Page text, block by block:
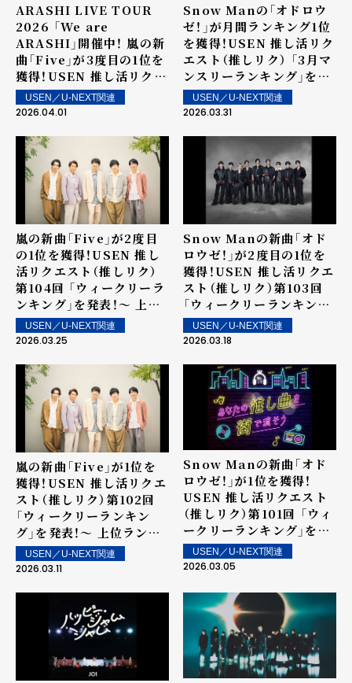
ARASHI LIVE TOUR
2026 「We are
ARASHI」開催中！ 嵐の新
曲「Five」が3度目の1位を
獲得！USEN 推し活リクエ
スト（推しリク）第105回
「ウィークリーランキン
イン楽曲は4月4日（土）よ
り街中・店内で配信
USEN／U-NEXT関連
2026.04.01
Snow Manの「オドロウ
ゼ！」が月間ランキング1位
を獲得！USEN 推し活リク
エスト（推しリク） 「3月マ
ンスリーランキング」を発
表！USEN／U-NEXT関連
2026.03.31
嵐の新曲「Five」が2度目
の1位を獲得！USEN 推し
活リクエスト（推しリク）
第104回 「ウィークリーラ
ンキング」を発表！～ 上位
ランクイン楽曲は3月28日
（土）より街中・店内で配信
USEN／U-NEXT関連
2026.03.25
Snow Manの新曲「オド
ロウゼ！」が2度目の1位を
獲得！USEN 推し活リクエ
スト（推しリク）第103回
「ウィークリーランキン
グ」を発表！～ 上位ランク
イン楽曲は3月21日（土）よ
USEN／U-NEXT関連
2026.03.18
嵐の新曲「Five」が1位を
獲得！USEN 推し活リクエ
スト（推しリク）第102回
「ウィークリーランキン
グ」を発表！～ 上位ランク
イン楽曲は3月14日（土）よ
り街中・店内で配信
USEN／U-NEXT関連
2026.03.11
Snow Manの新曲「オド
ロウゼ！」が1位を獲得！
USEN 推し活リクエスト
（推しリク）第101回 「ウィ
ークリーランキング」を発
表！～ 上位ランクイン楽曲
は3月7日（土）より街中・店
USEN／U-NEXT関連
2026.03.05